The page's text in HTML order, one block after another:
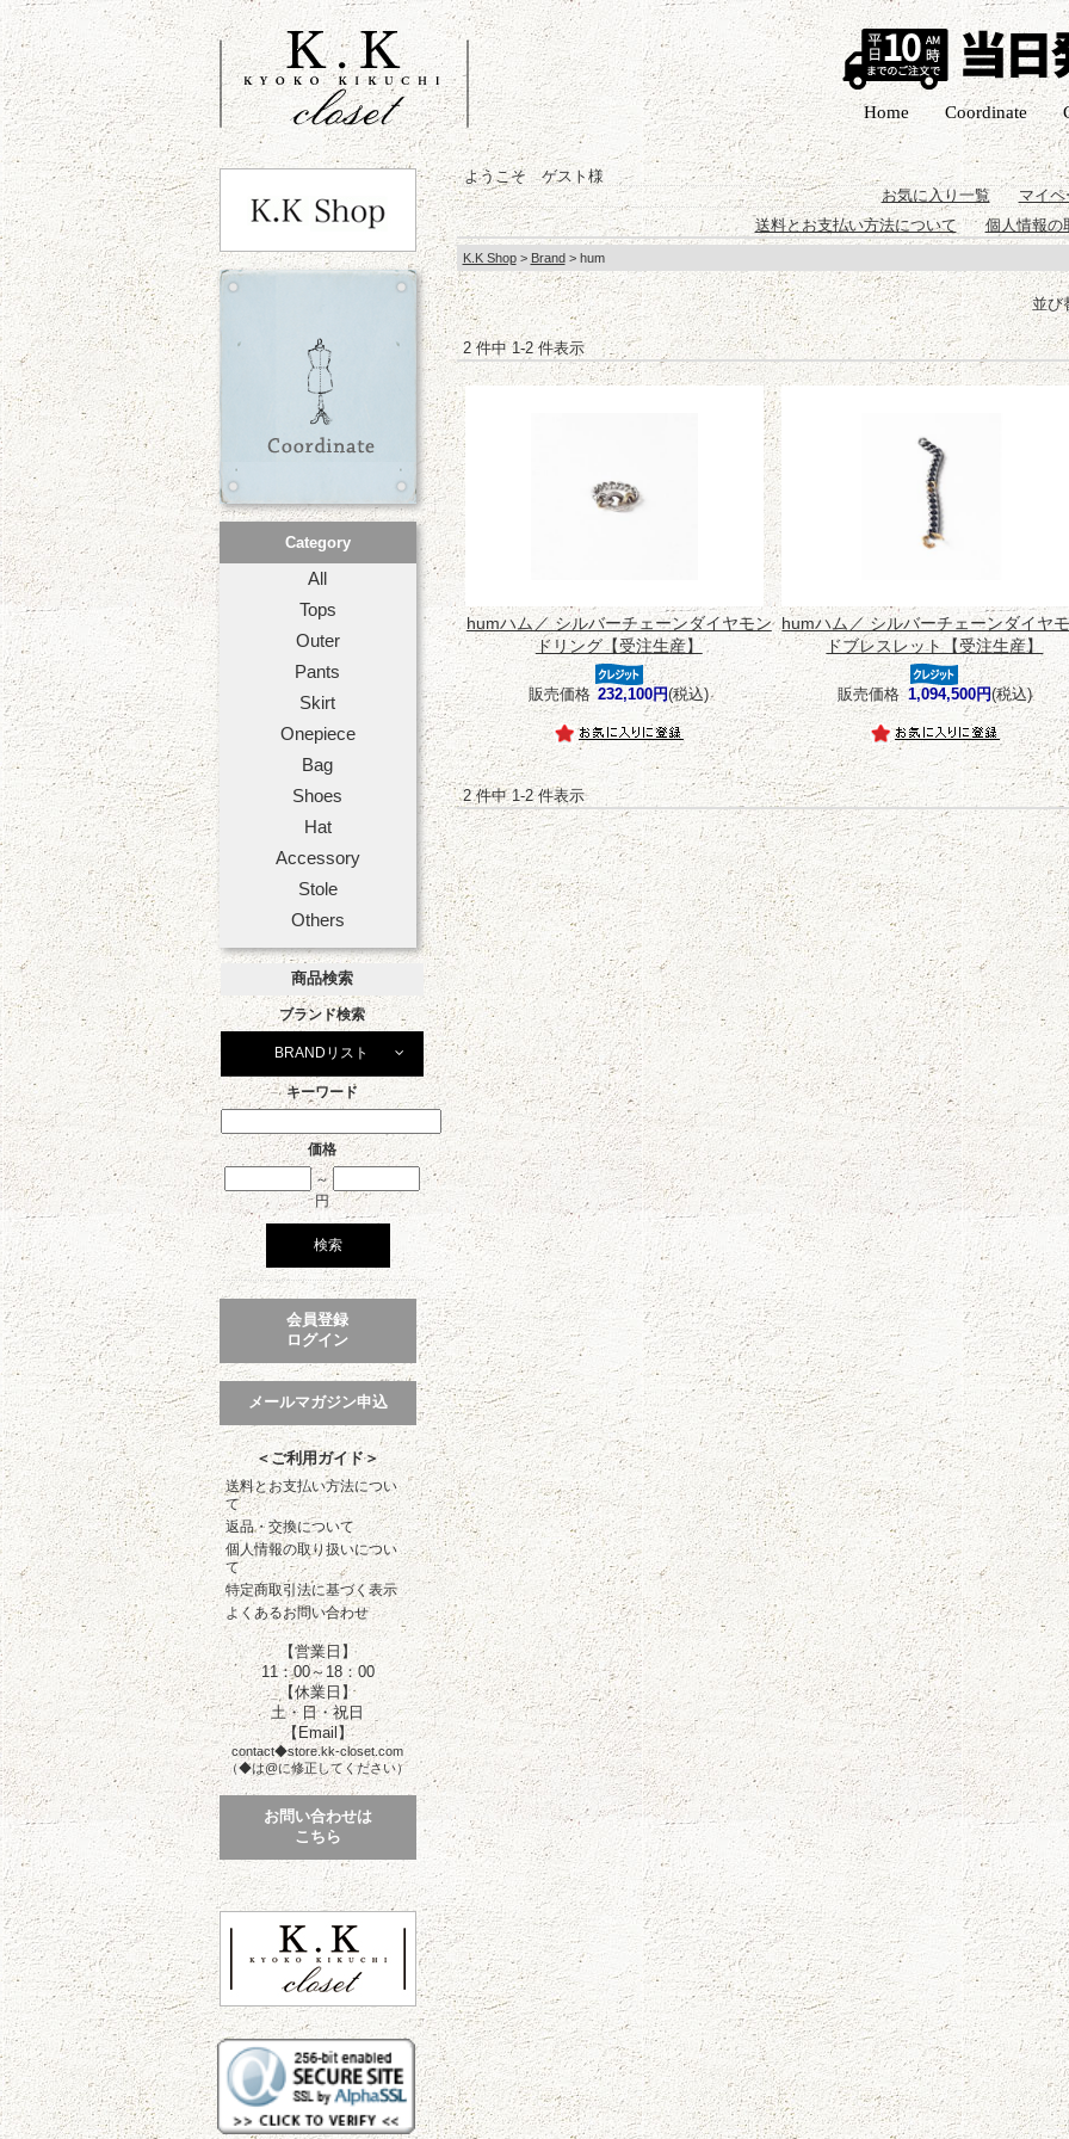
Coordinate
Home
Category
All
Tops
Outer
Pants
Skirt
Onepiece
Bag
Shoes
Hat
Accessory
Stole
Others
商品検索
ブランド検索
BRANDリスト
キーワード
価格
～
円
会員登録
ログイン
メールマガジン申込
＜ご利用ガイド＞
送料とお支払い方法につい
て
返品・交換について
個人情報の取り扱いについ
て
特定商取引法に基づく表示
よくあるお問い合わせ
【営業日】
11：00～18：00
【休業日】
土・日・祝日
【Email】
contact◆store.kk-closet.com
（◆は@に修正してください）
お問い合わせは
こちら
ようこそ ゲスト様
お気に入り一覧
マイペ
送料とお支払い方法について
個人情報の
K.K Shop> Brand> hum
並び
2 件中 1-2 件表示
humハム／ シルバーチェーンダイヤモン
ドリング【受注生産】
販売価格 232,100円(税込)
humハム／ シルバーチェーンダイヤ
ドブレスレット【受注生産】
販売価格 1,094,500円(税込)
2 件中 1-2 件表示